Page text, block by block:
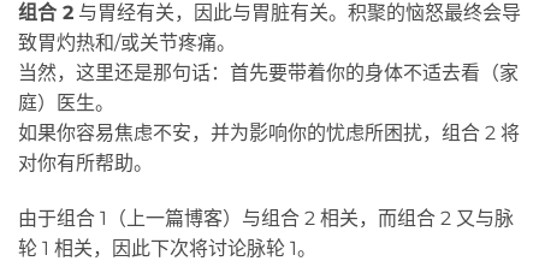
组合 2 与胃经有关，因此与胃脏有关。积聚的恼怒最终会导
致胃灼热和/或关节疼痛。
当然，这里还是那句话：首先要带着你的身体不适去看（家
庭）医生。
如果你容易焦虑不安，并为影响你的忧虑所困扰，组合 2 将
对你有所帮助。
由于组合 1（上一篇博客）与组合 2 相关，而组合 2 又与脉
轮 1 相关，因此下次将讨论脉轮 1。